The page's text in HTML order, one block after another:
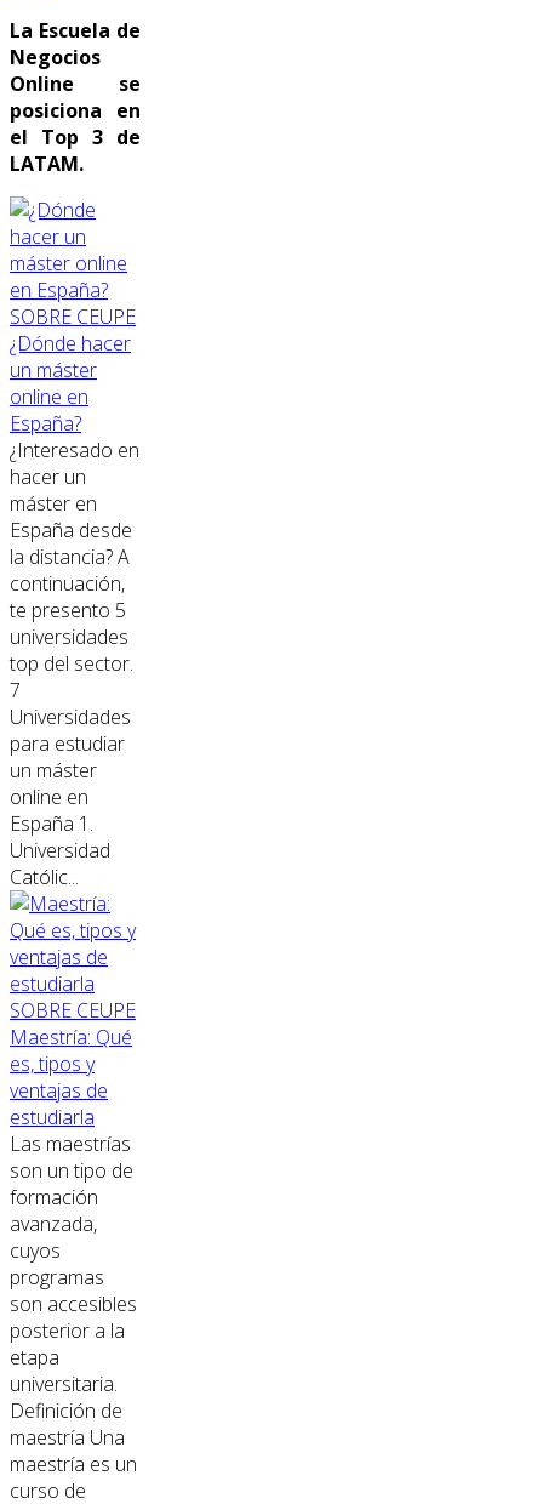
La Escuela de
Negocios
Online se
posiciona en
el Top 3 de
LATAM.
SOBRE CEUPE
¿Dónde hacer
un máster
online en
España?
¿Interesado en
hacer un
máster en
España desde
la distancia? A
continuación,
te presento 5
universidades
top del sector.
7
Universidades
para estudiar
un máster
online en
España 1.
Universidad
Católic...
SOBRE CEUPE
Maestría: Qué
es, tipos y
ventajas de
estudiarla
Las maestrías
son un tipo de
formación
avanzada,
cuyos
programas
son accesibles
posterior a la
etapa
universitaria.
Definición de
maestría Una
maestría es un
curso de